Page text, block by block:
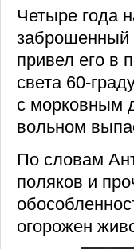
Четыре года
заброшенный
привел его в
света 60-
с морковным
вольном
По словам
поляков и
огорожен